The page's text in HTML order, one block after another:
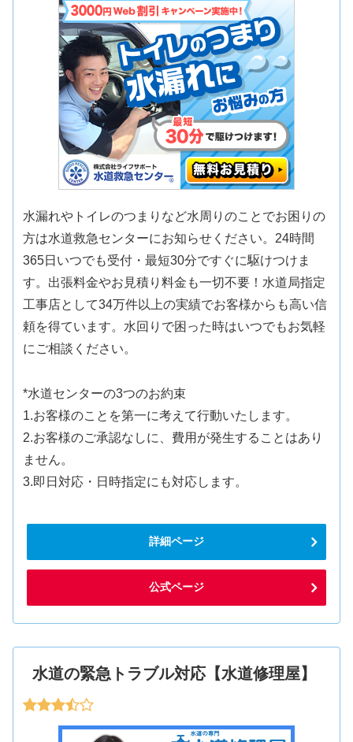
水漏れやトイレのつまりなど水周りのことでお困りの
方は水道救急センターにお知らせください。24時間
365日いつでも受付・最短30分ですぐに駆けつけま
す。出張料金やお見積り料金も一切不要！水道局指定
工事店として34万件以上の実績でお客様からも高い信
頼を得ています。水回りで困った時はいつでもお気軽
にご相談ください。
*水道センターの3つのお約束
1.お客様のことを第一に考えて行動いたします。
2.お客様のご承認なしに、費用が発生することはあり
ません。
3.即日対応・日時指定にも対応します。
詳細ページ
公式ページ
水道の緊急トラブル対応【水道修理屋】